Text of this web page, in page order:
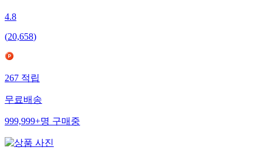
4.8
(20,658)
267 적립
무료배송
999,999+명 구매중